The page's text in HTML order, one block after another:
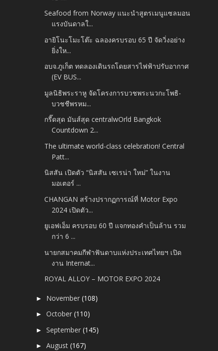
Seafood from Norway แนะนำสูตรเมนูแซลมอน
แรงบันดาลใ...
อายิโนะโมะโต๊ะ ฉลองครบรอบ 65 ปี จัดวิ่งอย่าง
ยิ่งให...
อบจ.ภูเก็ต ทดลองเดินรถโดยสารไฟฟ้าปรับอากาศ
(EV BUS...
มูลนิธิพระราหู จัดโครงการบวชพระนวกะโพธิ-
บวชชีพรหม...
กรี๊ดสุด มันส์สุด centralwOrld Bangkok
Countdown 2...
The ultimate world-class celebration! Central
Patt...
นิสสัน เปิดตัว “นิสสัน เซเรน่า ใหม่” ในงาน
มอเตอร์ ...
CHANGAN สร้างปรากฏการณ์ที่ Motor Expo
2024 เปิดตัว...
ยูเอฟเอ็ม ครบรอบ 60 ปี แจกทองคำเป็นล้าน รวม
กว่า 6 ...
นายกสมาคมกีฬาฟันดาบแห่งประเทศไทยฯ เปิด
งาน Internat...
ROYAL ALLOY – MOTOR EXPO 2024
► November(108)
►October(110)
►September(145)
►August(167)